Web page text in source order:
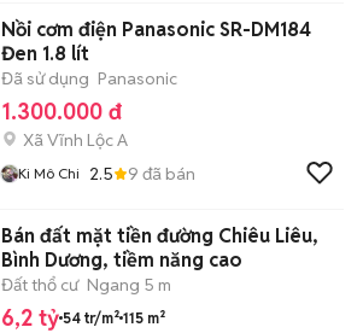
Nồi cơm điện Panasonic SR-DM184
Đen 1.8 lít
Đã sử dụng Panasonic
1.300.000 đ
Xã Vĩnh Lộc A
Ki Mô Chi 2.5 9 đã bán
Bán đất mặt tiền đường Chiêu Liêu,
Bình Dương, tiềm năng cao
Đất thổ cư Ngang 5 m
6,2 tỷ 54 tr/m² 115 m²